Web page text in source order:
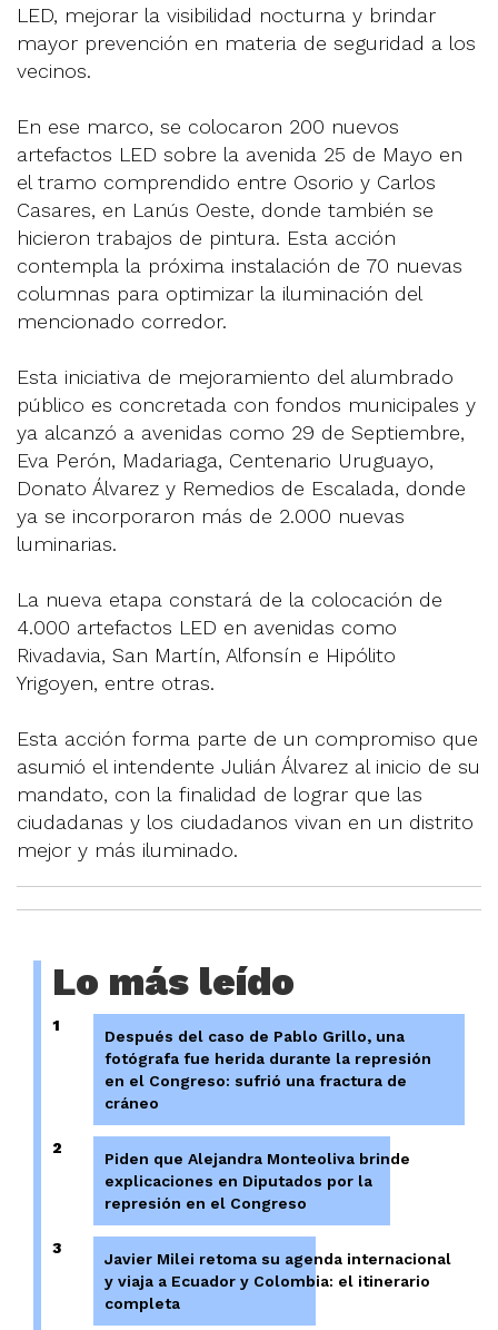
LED, mejorar la visibilidad nocturna y brindar
mayor prevención en materia de seguridad a los
vecinos.
En ese marco, se colocaron 200 nuevos
artefactos LED sobre la avenida 25 de Mayo en
el tramo comprendido entre Osorio y Carlos
Casares, en Lanús Oeste, donde también se
hicieron trabajos de pintura. Esta acción
contempla la próxima instalación de 70 nuevas
columnas para optimizar la iluminación del
mencionado corredor.
Esta iniciativa de mejoramiento del alumbrado
público es concretada con fondos municipales y
ya alcanzó a avenidas como 29 de Septiembre,
Eva Perón, Madariaga, Centenario Uruguayo,
Donato Álvarez y Remedios de Escalada, donde
ya se incorporaron más de 2.000 nuevas
luminarias.
La nueva etapa constará de la colocación de
4.000 artefactos LED en avenidas como
Rivadavia, San Martín, Alfonsín e Hipólito
Yrigoyen, entre otras.
Esta acción forma parte de un compromiso que
asumió el intendente Julián Álvarez al inicio de su
mandato, con la finalidad de lograr que las
ciudadanas y los ciudadanos vivan en un distrito
mejor y más iluminado.
Lo más leído
1
Después del caso de Pablo Grillo, una
fotógrafa fue herida durante la represión
en el Congreso: sufrió una fractura de
cráneo
2
Piden que Alejandra Monteoliva brinde
explicaciones en Diputados por la
represión en el Congreso
3
Javier Milei retoma su agenda internacional
y viaja a Ecuador y Colombia: el itinerario
completa